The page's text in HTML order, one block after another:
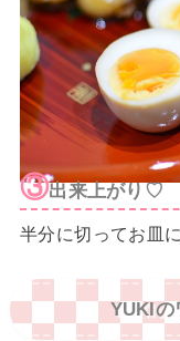
③出来上がり♡
半分に切ってお皿
YUKIの